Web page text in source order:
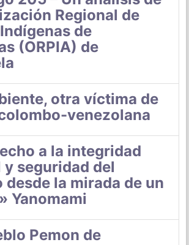
Regional de
de
(ORPIA) de
otra víctima de
venezolana
a la integridad
y seguridad del
la mirada de un
Yanomami
Pemon de